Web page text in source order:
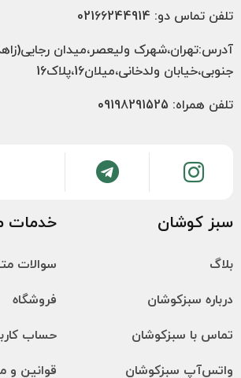
تلفن تماس دو: 02166244914
آدرس:تهران،شهرک ولیعصر،میدان
جنوبی،خیابان ولدخانی،میلان16،پلاک16
تلفن همراه: 09198291525
سبز کوشان
بلاگ
درباره سبزکوشان
تماس با سبزکوشان
واتس‌آپ سبزکوشان
خدمات
سوالات
فروشگاه
حساب
قوانین و